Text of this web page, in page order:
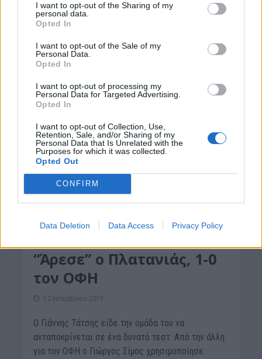
I want to opt-out of the Sharing of my
personal data.
Opted In
I want to opt-out of the Sale of my
Personal Data.
Opted In
I want to opt-out of processing my
Personal Data for Targeted Advertising.
Opted In
I want to opt-out of Collection, Use,
Retention, Sale, and/or Sharing of my
Personal Data that Is Unrelated with the
Purposes for which it was collected.
Opted Out
CONFIRM
Data Deletion Data Access Privacy Policy
5 Σεπτεμβρίου 2019
από ένα συγκλονιστικό παιχνίδι. Με “ήρωα” τον
Βλαχάκη, η ομάδα του Αστέριου Θέμελη επικράτησε
στα...
“Άρεσε” ο Πλατανιάς, 1-0
τον ΟΦΗ
5 Σεπτεμβρίου 2019
Ο Γιάννης Τάτσης είδε την ομάδα του να
ανταποκρίνεται σε ένα δυνατό τεστ. Από την άλλη
για τον ΟΦΗ ο Γιώργος Σίμος χρησιμοποίησε